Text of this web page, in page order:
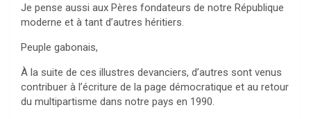
Je pense aussi aux Pères fondateurs de notre République
moderne et à tant d’autres héritiers.
Peuple gabonais,
À la suite de ces illustres devanciers, d’autres sont venus
contribuer à l’écriture de la page démocratique et au retour
du multipartisme dans notre pays en 1990.